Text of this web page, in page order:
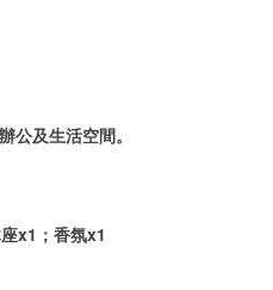
公及生活空間。
x1；香氛x1